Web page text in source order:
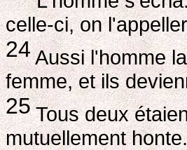
celle-ci, on
24Aussi l'homme
femme, et ils
25Tous deux
mutuellement honte.